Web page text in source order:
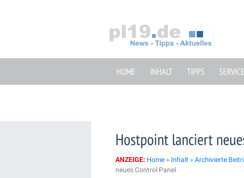
HOME INHALT TIPPS SERVICE
Hostpoint lanciert
ANZEIGE: Home » Inhalt » Archivierte
neues Control Panel